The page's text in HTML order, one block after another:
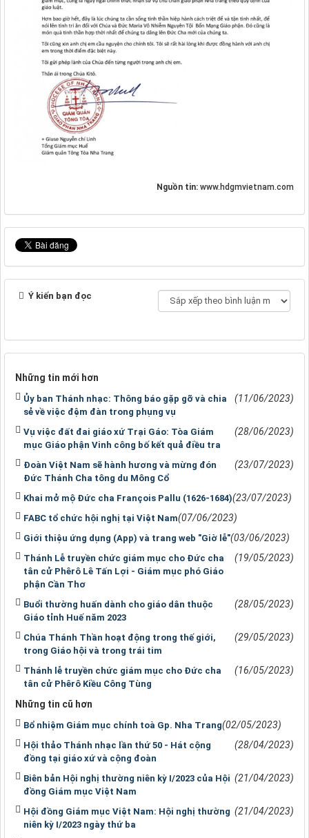
Nguồn tin: www.hdgmvietnam.com
Ý kiến bạn đọc
Những tin mới hơn
Ủy ban Thánh nhạc: Thông báo gặp gỡ và chia
sẻ về việc đệm đàn trong phụng vụ
(11/06/2023)
Vụ việc đất đai giáo xứ Trại Gáo: Tòa Giám
mục Giáo phận Vinh công bố kết quả điều tra
(28/06/2023)
Đoàn Việt Nam sẽ hành hương và mừng đón
Đức Thánh Cha tông du Mông Cổ
(23/07/2023)
Khai mở mộ Đức cha François Pallu (1626-1684)(23/07/2023)
FABC tổ chức hội nghị tại Việt Nam(07/06/2023)
Giới thiệu ứng dụng (App) và trang web "Giờ lễ"(03/06/2023)
Thánh Lễ truyền chức giám mục cho Đức cha
tân cử Phêrô Lê Tấn Lợi - Giám mục phó Giáo
phận Cần Thơ
(19/05/2023)
Buổi thường huấn dành cho giáo dân thuộc
Giáo tỉnh Huế năm 2023
(28/05/2023)
Chúa Thánh Thần hoạt động trong thế giới,
trong Giáo hội và trong trái tim
(29/05/2023)
Thánh lễ truyền chức giám mục cho Đức cha
tân cử Phêrô Kiều Công Tùng
(16/05/2023)
Những tin cũ hơn
Bổ nhiệm Giám mục chính toà Gp. Nha Trang(02/05/2023)
Hội thảo Thánh nhạc lần thứ 50 - Hát cộng
đồng tại giáo xứ và cộng đoàn
(28/04/2023)
Biên bản Hội nghị thường niên kỳ I/2023 của Hội
đồng Giám mục Việt Nam
(21/04/2023)
Hội đồng Giám mục Việt Nam: Hội nghị thường
niên kỳ I/2023 ngày thứ ba
(21/04/2023)